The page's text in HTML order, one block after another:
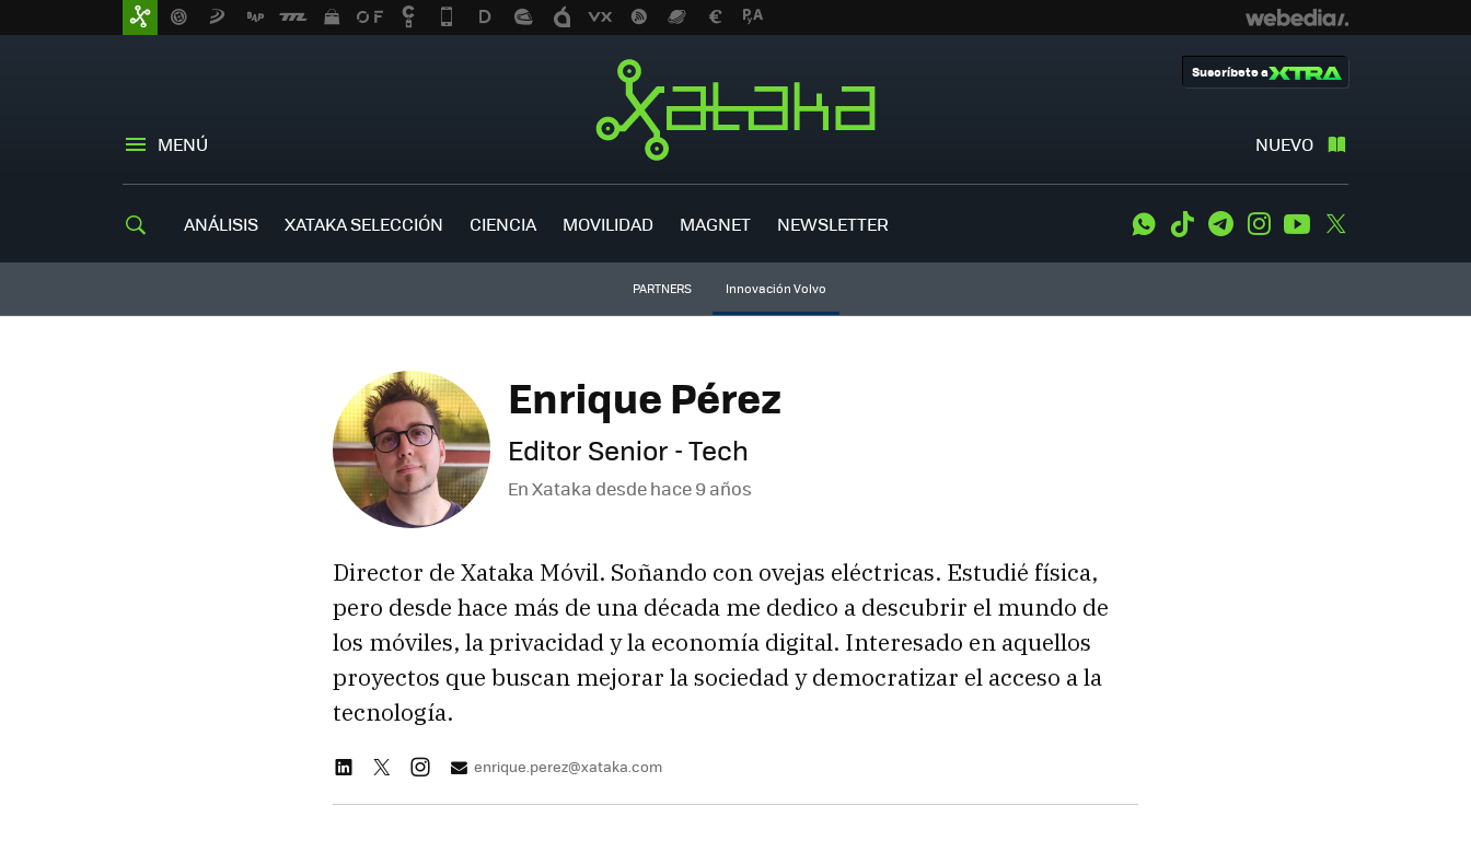
MENÚ NUEVO
Suscríbete a
ANÁLISIS XATAKA SELECCIÓN CIENCIA MOVILIDAD MAGNET NEWSLETTER WhatsApp
Tiktok TelegramInstagramYoutube
PARTNERS Innovación Volvo
Enrique Pérez
Editor Senior - Tech
En Xataka desdehace 9 años
Director de Xataka Móvil. Soñando con ovejas eléctricas. Estudié física,
pero desde hace más de una década me dedico a descubrir el mundo de
los móviles, la privacidad y la economía digital. Interesado en aquellos
proyectos que buscan mejorar la sociedad y democratizar el acceso a la
tecnología.
enrique.perez@xataka.com